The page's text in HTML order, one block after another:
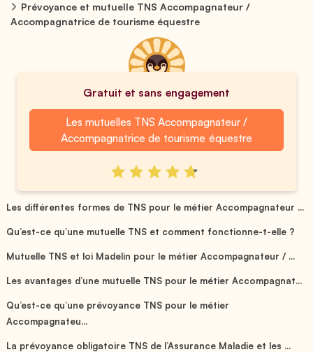
Prévoyance et mutuelle TNS Accompagnateur /
Accompagnatrice de tourisme équestre
Gratuit et sans engagement
Les mutuelles TNS Accompagnateur /
Accompagnatrice de tourisme équestre
Les différentes formes de TNS pour le métier Accompagnateur ...
Qu’est-ce qu’une mutuelle TNS et comment fonctionne-t-elle ?
Mutuelle TNS et loi Madelin pour le métier Accompagnateur / ...
Les avantages d’une mutuelle TNS pour le métier Accompagnat...
Qu’est-ce qu’une prévoyance TNS pour le métier
Accompagnateu...
La prévoyance obligatoire TNS de l’Assurance Maladie et les ...